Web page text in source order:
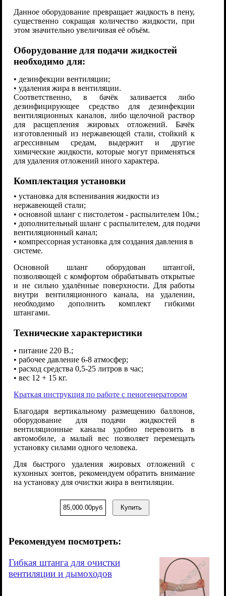
Данное оборудование превращает жидкость в пену,
существенно сокращая количество жидкости, при
этом значительно увеличивая её объём.
Оборудование для подачи жидкостей
необходимо для:
• дезинфекции вентиляции;
• удаления жира в вентиляции.
Соответственно, в бачёк заливается либо
дезинфицирующее средство для дезинфекции
вентиляционных каналов, либо щелочной раствор
для расщепления жировых отложений. Бачёк
изготовленный из нержавеющей стали, стойкий к
агрессивным средам, выдержит и другие
химические жидкости, которые могут применяться
для удаления отложений иного характера.
Комплектация установки
• установка для вспенивания жидкости из
нержавеющей стали;
• основной шланг с пистолетом - распылителем 10м.;
• дополнительный шланг с распылителем, для подачи
вентиляционный канал;
• компрессорная установка для создания давления в
системе.
Основной шланг оборудован штангой,
позволяющей с комфортом обрабатывать открытые
и не сильно удалённые поверхности. Для работы
внутри вентиляционного канала, на удалении,
необходимо дополнить комплект гибкими
штангами.
Технические характеристики
• питание 220 В.;
• рабочее давление 6-8 атмосфер;
• расход средства 0,5-25 литров в час;
• вес 12 + 15 кг.
Краткая инструкция по работе с пеногенератором
Благодаря вертикальному размещению баллонов,
оборудование для подачи жидкостей в
вентиляционные каналы удобно перевозить в
автомобиле, а малый вес позволяет перемещать
установку силами одного человека.
Для быстрого удаления жировых отложений с
кухонных зонтов, рекомендуем обратить внимание
на установку для очистки жира в вентиляции.
85,000.00руб Купить
Рекомендуем посмотреть:
Гибкая штанга для очистки
вентиляции и дымоходов